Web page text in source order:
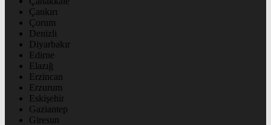
Çankırı
Çorum
Denizli
Diyarbakır
Edirne
Elazığ
Erzincan
Erzurum
Eskişehir
Gaziantep
Giresun